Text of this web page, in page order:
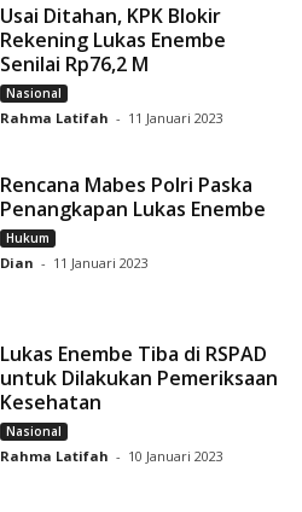
Usai Ditahan, KPK Blokir
Rekening Lukas Enembe
Senilai Rp76,2 M
Nasional
Rahma Latifah - 11 Januari 2023
Rencana Mabes Polri Paska
Penangkapan Lukas Enembe
Hukum
Dian - 11 Januari 2023
Lukas Enembe Tiba di RSPAD
untuk Dilakukan Pemeriksaan
Kesehatan
Nasional
Rahma Latifah - 10 Januari 2023